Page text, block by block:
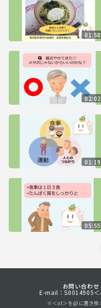
01:58
02:02
01:19
05:55
お問い合わ
E-mail：S0014905
※＜at＞を@に置き換